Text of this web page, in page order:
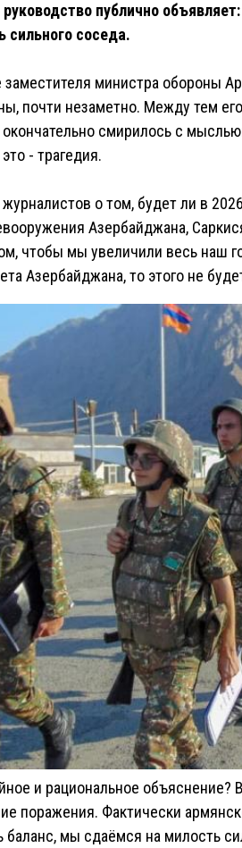
публично
соседа.
министра обороны
почти незаметно. Между тем
смирилось с
- трагедия.
журналистов о том, будет ли в
Азербайджана,
чтобы мы увеличили весь наш
Азербайджана, то этого не
и рациональное
поражения. Фактически
баланс, мы сдаёмся на милость